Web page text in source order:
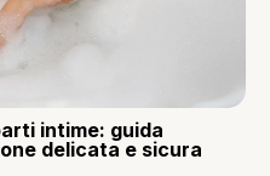
intime: guida
delicata e sicura